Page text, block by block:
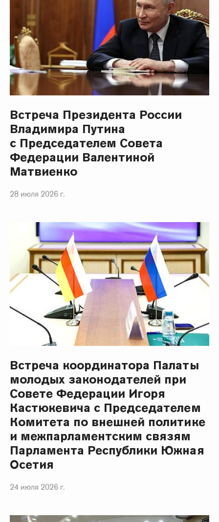
Встреча Президента России
Владимира Путина
с Председателем Совета
Федерации Валентиной
Матвиенко
28 июля 2026 г.
Встреча координатора Палаты
молодых законодателей при
Совете Федерации Игоря
Кастюкевича с Председателем
Комитета по внешней политике
и межпарламентским связям
Парламента Республики Южная
Осетия
24 июля 2026 г.